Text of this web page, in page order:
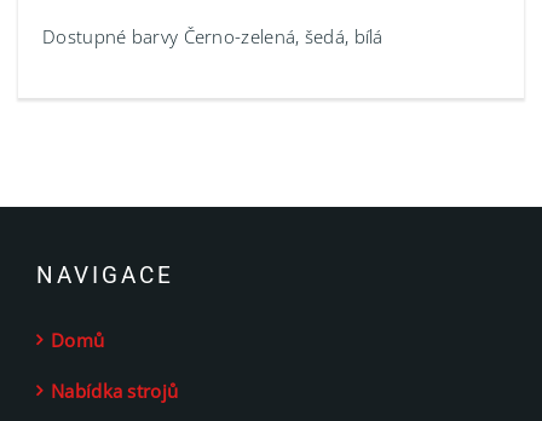
Dostupné barvy Černo-zelená, šedá, bílá
NAVIGACE
Domů
Nabídka strojů